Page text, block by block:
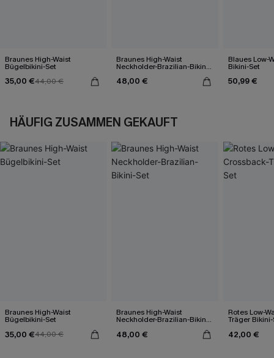
Braunes High-Waist
Bügelbikini-Set
35,00 €44,00 €
Braunes High-Waist
Neckholder-Brazilian-Bikini-
48,00 €
Blaues Low-
Bikini-Set
50,99 €
HÄUFIG ZUSAMMEN GEKAUFT
Braunes High-Waist
Bügelbikini-Set
35,00 €44,00 €
Braunes High-Waist
Neckholder-Brazilian-Bikini-
48,00 €
Rotes Low-
Träger
42,00 €